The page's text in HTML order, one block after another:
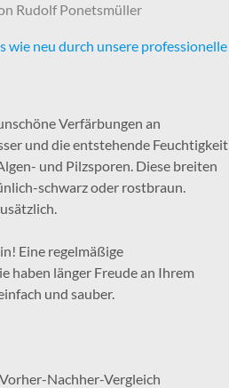
Rudolf Ponetsmüller
wie neu durch unsere professionelle
Verfärbungen an
und die entstehende Feuchtigkeit
und Pilzsporen. Diese breiten
schwarz oder rostbraun.
Eine regelmäßige
haben länger Freude an Ihrem
und sauber.
Nachher-Vergleich